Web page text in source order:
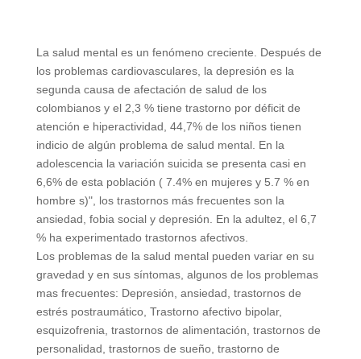
La salud mental es un fenómeno creciente. Después de
los problemas cardiovasculares, la depresión es la
segunda causa de afectación de salud de los
colombianos y el 2,3 % tiene trastorno por déficit de
atención e hiperactividad, 44,7% de los niños tienen
indicio de algún problema de salud mental. En la
adolescencia la variación suicida se presenta casi en
6,6% de esta población ( 7.4% en mujeres y 5.7 % en
hombre s)", los trastornos más frecuentes son la
ansiedad, fobia social y depresión. En la adultez, el 6,7
% ha experimentado trastornos afectivos.
Los problemas de la salud mental pueden variar en su
gravedad y en sus síntomas, algunos de los problemas
mas frecuentes: Depresión, ansiedad, trastornos de
estrés postraumático, Trastorno afectivo bipolar,
esquizofrenia, trastornos de alimentación, trastornos de
personalidad, trastornos de sueño, trastorno de